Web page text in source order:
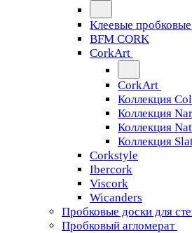
Клеевые
BFM CORK
CorkArt
CorkArt
Коллекция
Коллекция
Коллекция
Коллекция
Corkstyle
Ibercork
Viscork
Wicanders
Пробковые доски для
Пробковый агломерат